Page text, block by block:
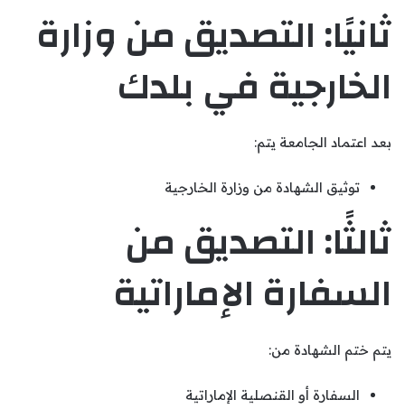
ثانيًا: التصديق من وزارة
الخارجية في بلدك
بعد اعتماد الجامعة يتم:
توثيق الشهادة من وزارة الخارجية
ثالثًا: التصديق من
السفارة الإماراتية
يتم ختم الشهادة من:
السفارة أو القنصلية الإماراتية